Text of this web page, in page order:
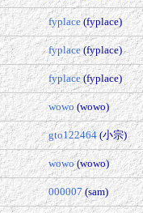
fyplace (fyplace)
fyplace (fyplace)
fyplace (fyplace)
wowo (wowo)
gto122464 (小宗)
wowo (wowo)
000007 (sam)